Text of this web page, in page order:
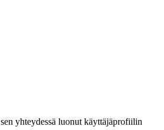
yhteydessä luonut käyttäjäprofiilin